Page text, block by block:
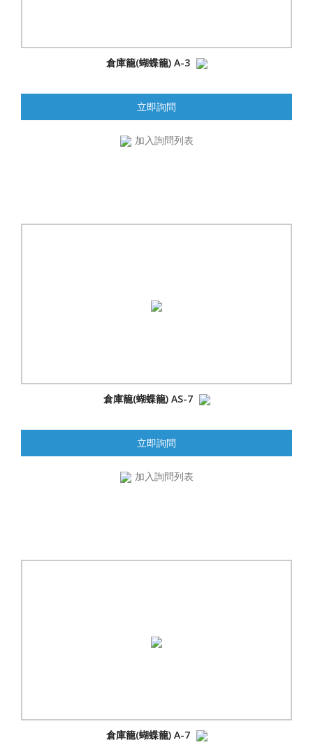
倉庫籠(蝴蝶籠) A-3
立即詢問
加入詢問列表
倉庫籠(蝴蝶籠) AS-7
立即詢問
加入詢問列表
倉庫籠(蝴蝶籠) A-7